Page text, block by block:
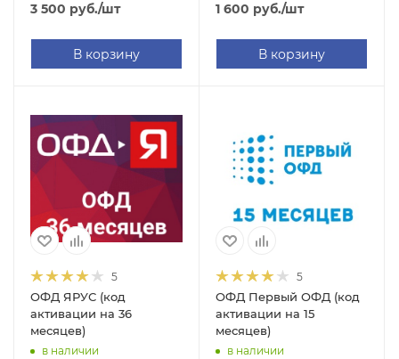
3 500 руб./шт
В корзину
1 600 руб./шт
В корзину
5
ОФД ЯРУС (код
активации на 36
месяцев)
в наличии
5
ОФД Первый ОФД (код
активации на 15
месяцев)
в наличии